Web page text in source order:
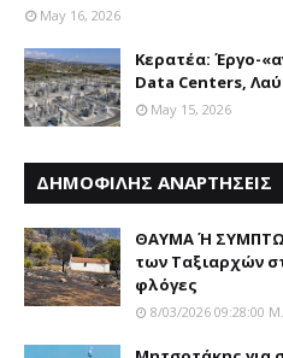
May 16, 2026
Κερατέα: Έργο-
Data Centers,
May 15, 2026
ΔΗΜΟΦΙΛΗΣ ΑΝΑΡΤΗΣΕΙΣ
ΘΑΥΜΑ Ή
των Tαξιαρχών
φλόγες
8/03/2026 09:28:00